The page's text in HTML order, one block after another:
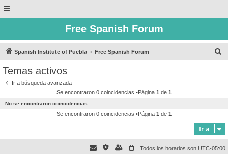
Free Spanish Forum
Spanish Institute of Puebla Free Spanish Forum
Temas activos
Ir a búsqueda avanzada
Se encontraron 0 coincidencias •Página 1 de 1
No se encontraron coincidencias.
Se encontraron 0 coincidencias •Página 1 de 1
Ir a
Todos los horarios son UTC-05:00